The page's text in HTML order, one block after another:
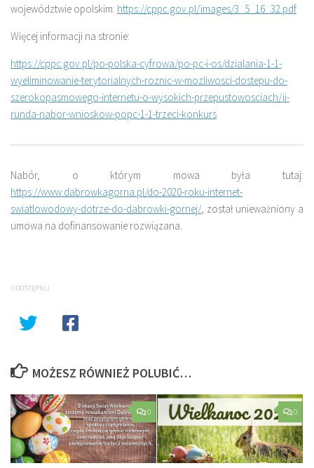
województwie opolskim: https://cppc.gov.pl/images/3_5_16_32.pdf
Więcej informacji na stronie:
https://cppc.gov.pl/po-polska-cyfrowa/po-pc-i-os/dzialania-1-1-
wyeliminowanie-terytorialnych-roznic-w-mozliwosci-dostepu-do-
szerokopasmowego-internetu-o-wysokich-przepustowosciach/ii-
runda-nabor-wnioskow-popc-1-1-trzeci-konkurs
Nabór, o którym mowa była tutaj:
https://www.dabrowkagorna.pl/do-2020-roku-internet-
swiatlowodowy-dotrze-do-dabrowki-gornej/ , został unieważniony a
umowa na dofinansowanie rozwiązana.
UDOSTĘPNIJ
MOŻESZ RÓWNIEŻ POLUBIĆ…
0 0